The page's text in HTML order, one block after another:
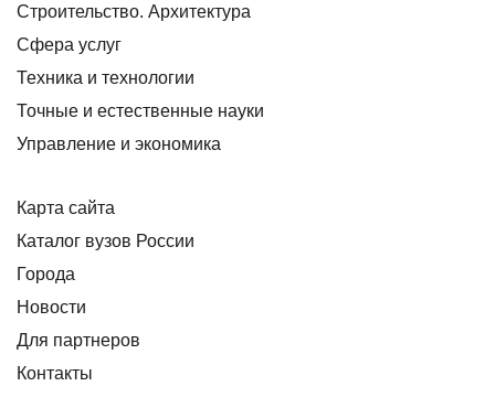
Строительство. Архитектура
Сфера услуг
Техника и технологии
Точные и естественные науки
Управление и экономика
Карта сайта
Каталог вузов России
Города
Новости
Для партнеров
Контакты